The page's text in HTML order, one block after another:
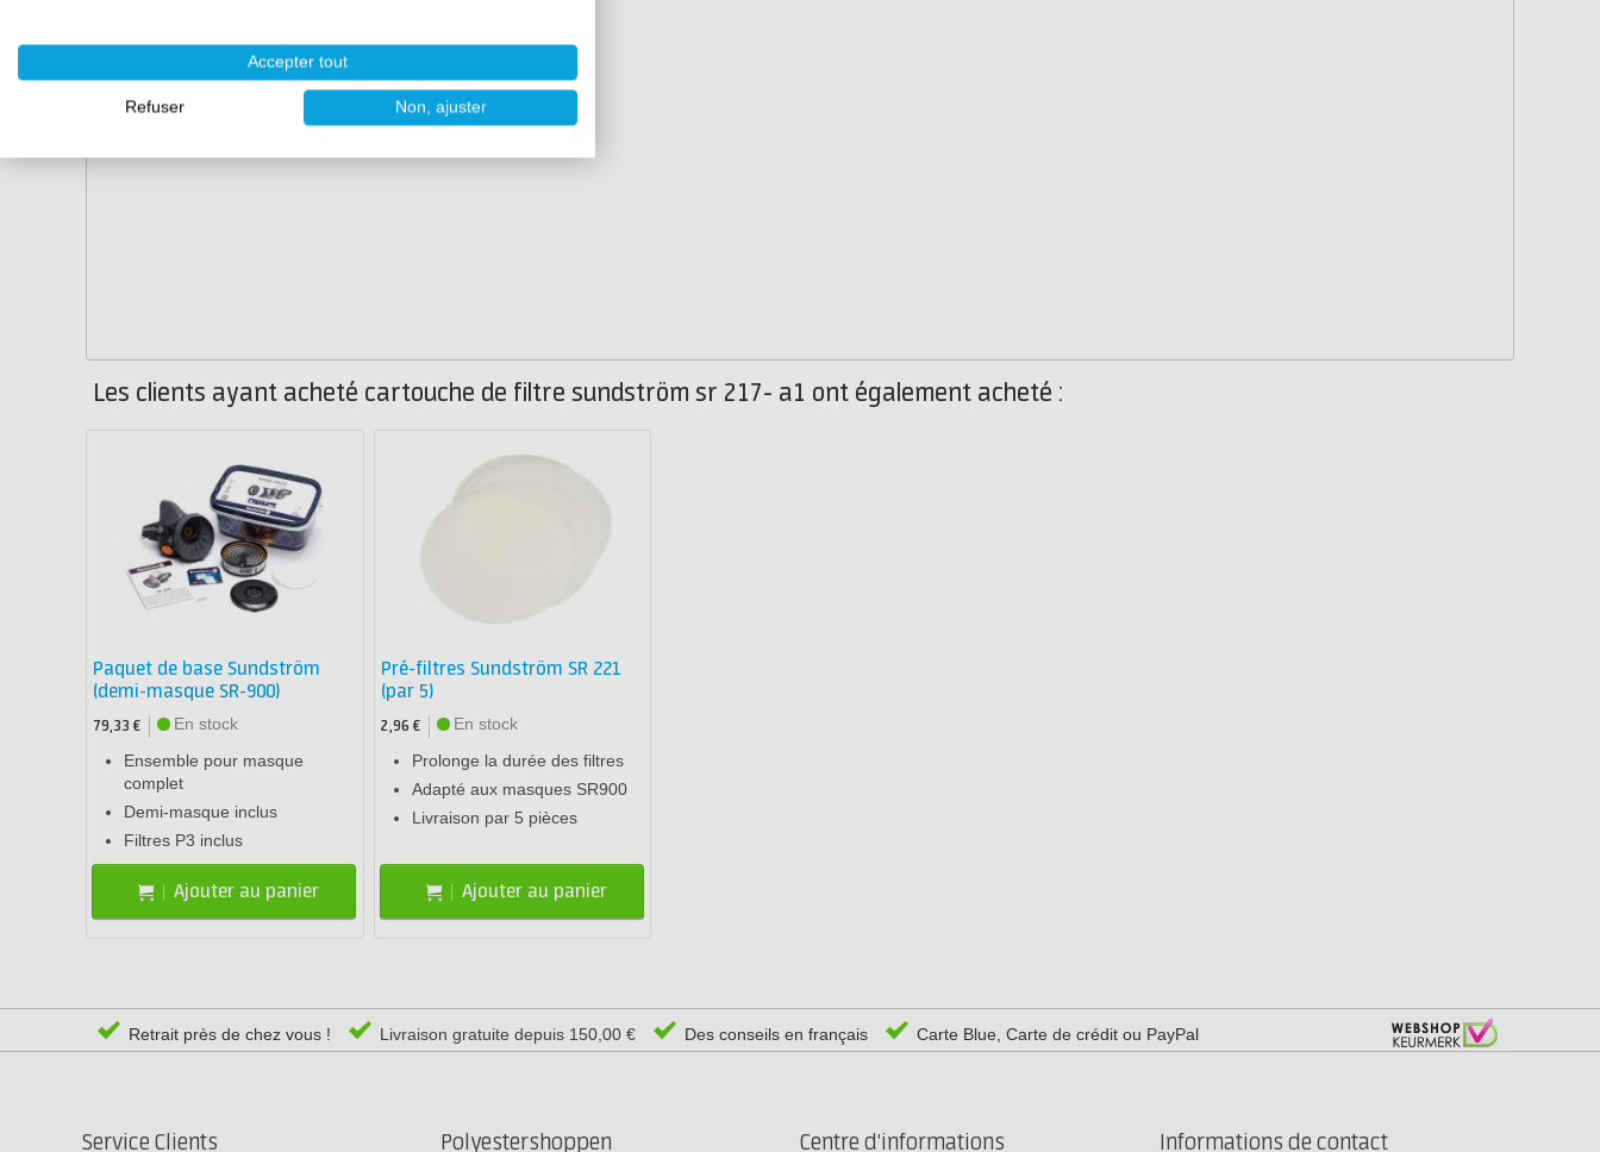
Les clients ayant acheté cartouche de filtre sundström sr 217- a1 ont également acheté :
Paquet de base Sundström
(demi-masque SR-900)
79,33 €
En stock
Ensemble pour masque
complet
Demi-masque inclus
Filtres P3 inclus
Ajouter au panier
Pré-filtres Sundström SR 221
(par 5)
2,96 €
En stock
Prolonge la durée des filtres
Adapté aux masques SR900
Livraison par 5 pièces
Ajouter au panier
Retrait près de chez vous ! Livraison gratuite depuis 150,00 € Des conseils en français Carte Blue, Carte de crédit ou PayPal
Service Clients Polyestershoppen Centre d'informations Informations de contact
Accepter tout
Refuser Non, ajuster